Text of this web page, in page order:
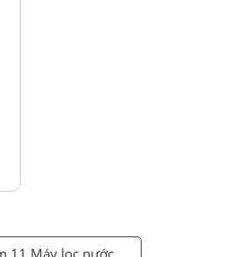
11 Máy lọc nước